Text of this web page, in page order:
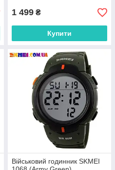
1 499 ₴
Купити
Військовий годинник SKMEI